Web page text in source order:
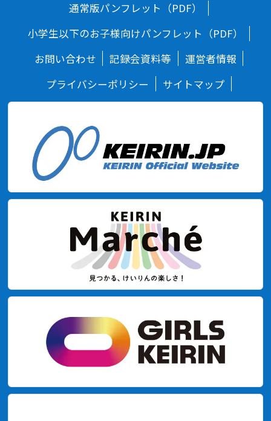
通常版パンフレット（PDF）
小学生以下のお子様向けパンフレット（PDF）
お問い合わせ
記録会資料等
運営者情報
プライバシーポリシー
サイトマップ